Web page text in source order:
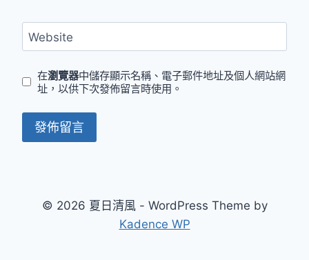
Website
在瀏覽器中儲存顯示名稱、電子郵件地址及個人網站網
址，以供下次發佈留言時使用。
© 2026 夏日清風 - WordPress Theme by
Kadence WP